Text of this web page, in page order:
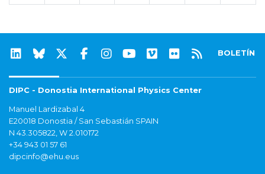
BOLETÍN
DIPC - Donostia International Physics Center
Manuel Lardizabal 4
E20018 Donostia / San Sebastián SPAIN
N 43.305822, W 2.010172
+34 943 01 57 61
dipcinfo@ehu.eus